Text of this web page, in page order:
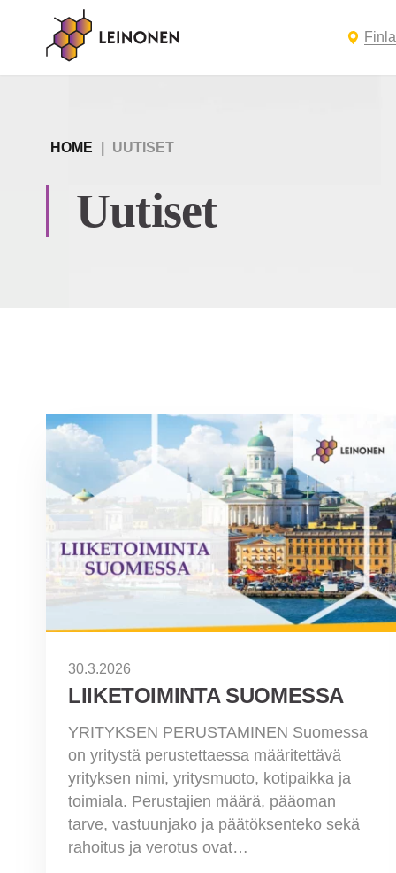
HOME UUTISET
Uutiset
30.3.2026
LIIKETOIMINTA SUOMESSA
YRITYKSEN PERUSTAMINEN Suomessa
on yritystä perustettaessa määritettävä
yrityksen nimi, yritysmuoto, kotipaikka ja
toimiala. Perustajien määrä, pääoman
tarve, vastuunjako ja päätöksenteko sekä
rahoitus ja verotus ovat…